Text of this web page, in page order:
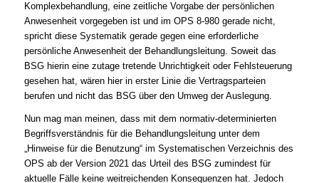
Komplexbehandlung, eine zeitliche Vorgabe der persönlichen
Anwesenheit vorgegeben ist und im OPS 8-980 gerade nicht,
spricht diese Systematik gerade gegen eine erforderliche
persönliche Anwesenheit der Behandlungsleitung. Soweit das
BSG hierin eine zutage tretende Unrichtigkeit oder Fehlsteuerung
gesehen hat, wären hier in erster Linie die Vertragsparteien
berufen und nicht das BSG über den Umweg der Auslegung.
Nun mag man meinen, dass mit dem normativ-determinierten
Begriffsverständnis für die Behandlungsleitung unter dem
„Hinweise für die Benutzung“ im Systematischen Verzeichnis des
OPS ab der Version 2021 das Urteil des BSG zumindest für
aktuelle Fälle keine weitreichenden Konsequenzen hat. Jedoch